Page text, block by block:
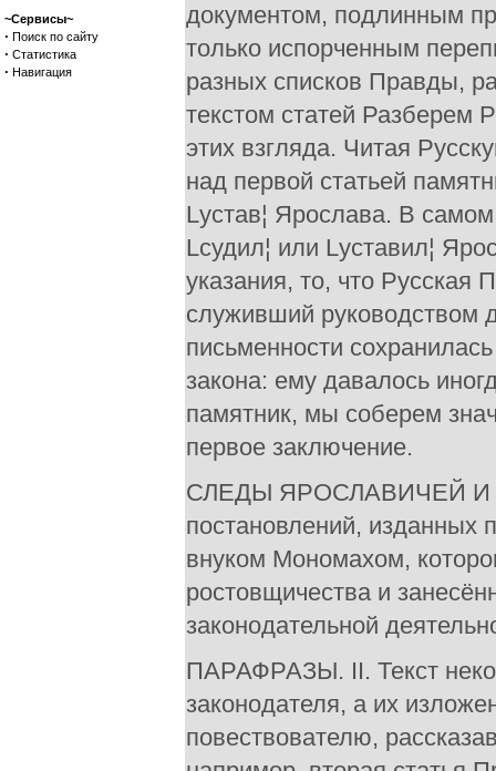
~Сервисы~
· Поиск по сайту
· Статистика
· Навигация
документом, подлинным
только испорченным
разных списков Правды,
текстом статей Разберем
этих взгляда. Читая
над первой статьей
Lустав¦ Ярослава. В
Lсудил¦ или Lуставил¦
указания, то, что Русская
служивший руководством
письменности
закона: ему давалось
памятник, мы соберем
первое заключение.
СЛЕДЫ ЯРОСЛАВИЧЕЙ И
постановлений, изданных
внуком Мономахом,
ростовщичества и
законодательной
ПАРАФРАЗЫ. II. Текст
законодателя, а их
повествователю,